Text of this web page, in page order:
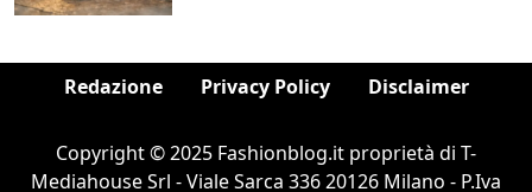
Redazione Privacy Policy Disclaimer
Copyright © 2025 Fashionblog.it proprietà di T-
Mediahouse Srl - Viale Sarca 336 20126 Milano - P.Iva